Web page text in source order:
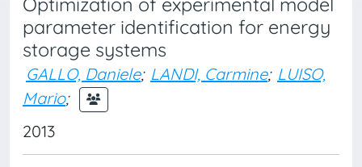
parameter identification for energy
storage systems
GALLO, Daniele; LANDI, Carmine; LUISO,
Mario;
2013